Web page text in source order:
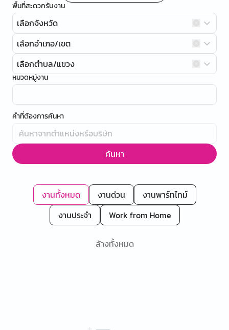
พื้นที่สะดวกรับงาน
เลือกจังหวัด
เลือกอำเภอ/เขต
เลือกตำบล/แขวง
หมวดหมู่งาน
คำที่ต้องการค้นหา
ค้นหา
งานทั้งหมด งานด่วน
งานพาร์ทไทม์
งานประจำ
Work from Home
ล้างทั้งหมด